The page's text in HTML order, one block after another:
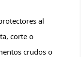
al
corte o
crudos o